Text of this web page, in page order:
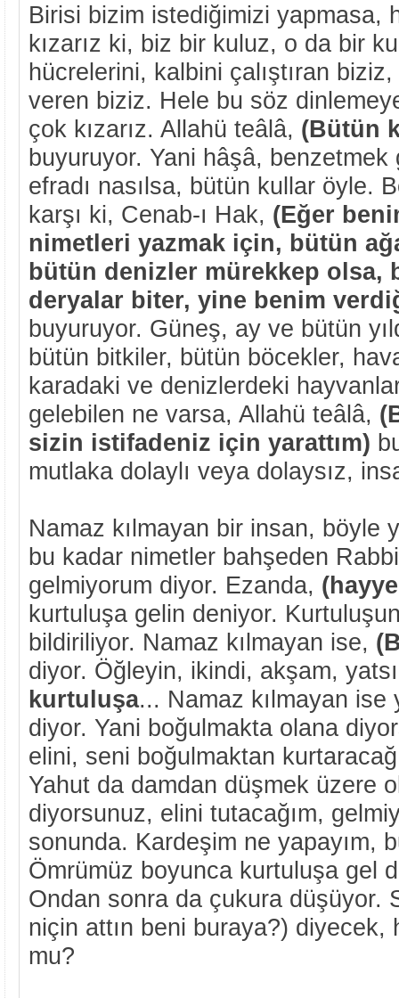
Birisi bizim istediğimizi yapmasa,
kızarız ki, biz bir kuluz, o da bir
hücrelerini, kalbini çalıştıran biziz,
veren biziz. Hele bu söz
çok kızarız. Allahü teâlâ, (Bütün
buyuruyor. Yani hâşâ, benzetmek
efradı nasılsa, bütün kullar öyle.
karşı ki, Cenab-ı Hak, (Eğer
nimetleri yazmak için, bütün
bütün denizler mürekkep olsa,
deryalar biter, yine benim
buyuruyor. Güneş, ay ve bütün
bütün bitkiler, bütün böcekler,
karadaki ve denizlerdeki
gelebilen ne varsa, Allahü teâlâ,
sizin istifadeniz için yarattım)
mutlaka dolaylı veya dolaysız,
Namaz kılmayan bir insan, böyle
bu kadar nimetler bahşeden
gelmiyorum diyor. Ezanda,
kurtuluşa gelin deniyor.
bildiriliyor. Namaz kılmayan ise,
diyor. Öğleyin, ikindi, akşam,
kurtuluşa... Namaz kılmayan
diyor. Yani boğulmakta olana
elini, seni boğulmaktan
Yahut da damdan düşmek üzere
diyorsunuz, elini tutacağım,
sonunda. Kardeşim ne yapayım,
Ömrümüz boyunca kurtuluşa gel
Ondan sonra da çukura düşüyor.
niçin attın beni buraya?) diyecek,
mu?